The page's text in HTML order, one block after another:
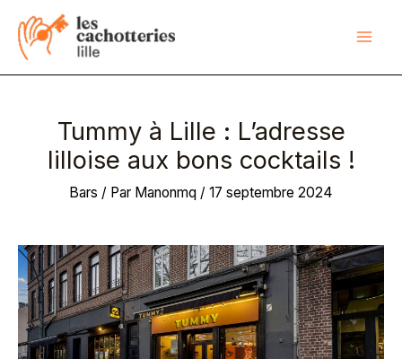
contenu
Tummy à Lille : L’adresse
lilloise aux bons cocktails !
Bars / Par Manonmq / 17 septembre 2024